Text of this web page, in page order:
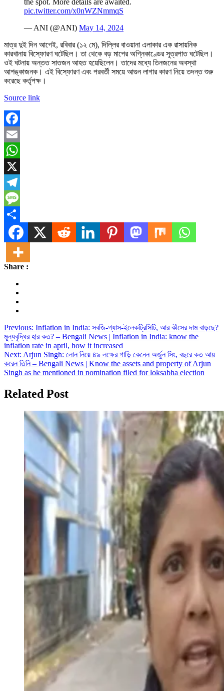
pic.twitter.com/x0nWZNmmqS
— ANI (@ANI) May 14, 2024
মাত্র দুই দিন আগেই, রবিবার (১২ মে), দিল্লির বাওয়ানা এলাকার এক রাসায়নিক
কারখানায় বিস্ফোরণ ঘটেছিল। তা থেকে বড় মাপের অগ্নিকাণ্ডের সূত্রপাত ঘটেছিল।
ওই ঘটনায় অন্তত সাতজন আহত হয়েছিলেন। তাদের মধ্যে তিনজনের অবস্থা
আশঙ্কাজনক। এই বিস্ফোরণ এবং পরবর্তী সময়ে আগুন লাগার কারণ নিয়ে তদন্ত শুরু
করেছে কর্তৃপক্ষ।
Source link
Facebook
Email
WhatsApp
X
Telegram
Message
Share
Share :
Post
navigation
Previous: Inflation in India: সবজি-গ্যাস-ইলেকট্রিসিটি, আর কীসের দাম বাড়ছে?
মূল্যবৃদ্ধির হার কত? – Bengali News | Inflation in India: know the
inflation rate in april, how it increased
Next: Arjun Singh: লোন নিয়ে ৪৯ লক্ষের গাড়ি কেনেন অর্জুন সিং, বছরে কত আয়
করেন তিনি – Bengali News | Know the assets and property of Arjun
Singh as he mentioned in nomination filed for loksabha election
Related Post